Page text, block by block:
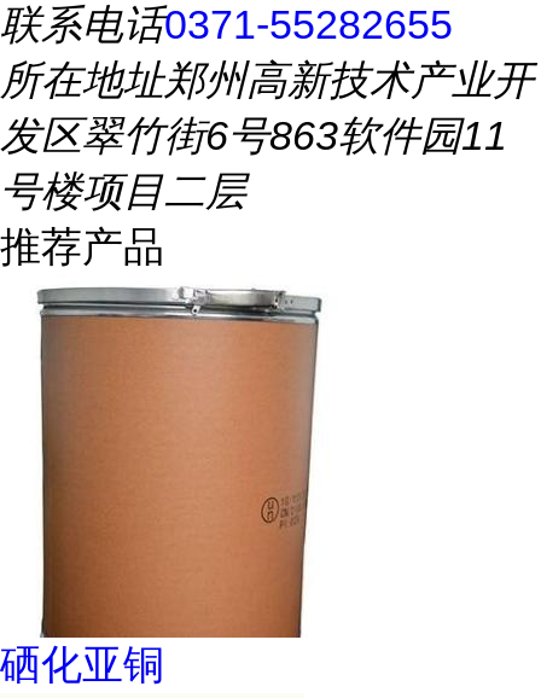
联系电话0371-55282655
所在地址郑州高新技术产业开
发区翠竹街6号863软件园11
号楼项目二层
推荐产品
硒化亚铜